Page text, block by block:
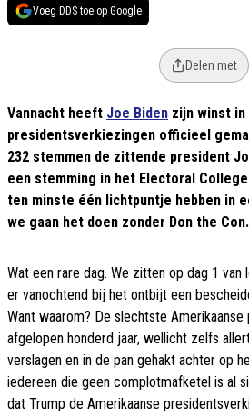
Voeg DDS toe op Google
Delen met
Vannacht heeft Joe Biden zijn winst in
presidentsverkiezingen officieel
232 stemmen de zittende president
een stemming in het Electoral
ten minste één lichtpuntje hebben in
we gaan het doen zonder Don the Con.
Wat een rare dag. We zitten op dag 1
er vanochtend bij het ontbijt een
Want waarom? De slechtste Amerikaanse
afgelopen honderd jaar, wellicht zelfs
verslagen en in de pan gehakt achter op
iedereen die geen complotmafketel is al
dat Trump de Amerikaanse